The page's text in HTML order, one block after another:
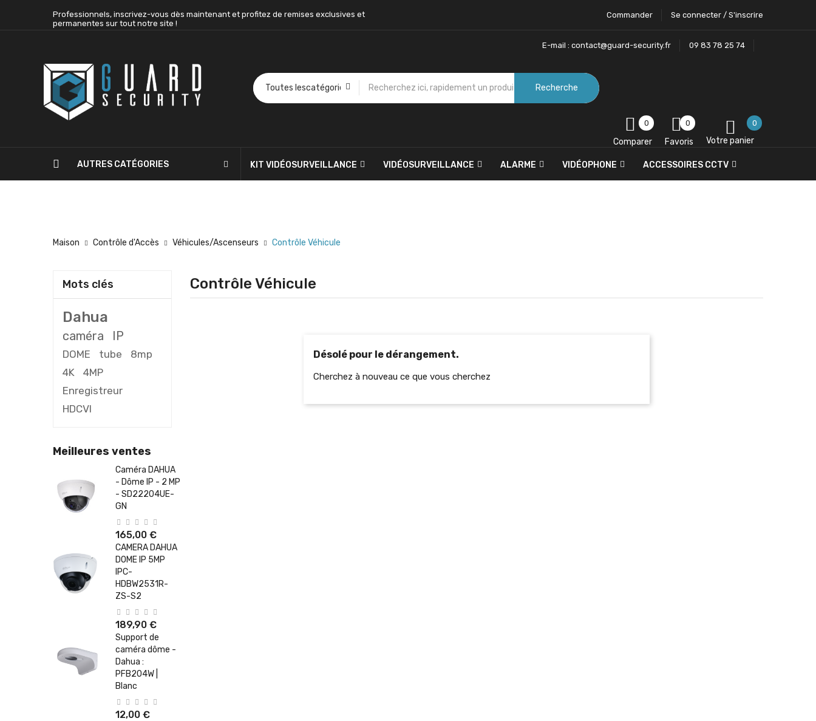
Professionnels, inscrivez-vous dès maintenant et profitez de remises exclusives et
permanentes sur tout notre site !
Se connecter / S'inscrire
Commander
09 83 78 25 74
E-mail : contact@guard-security.fr
Recherche
0
Votre panier
0
Favoris
0
Comparer
AUTRES CATÉGORIES KIT VIDÉOSURVEILLANCE VIDÉOSURVEILLANCE ALARME VIDÉOPHONE ACCESSOIRES CCTV
Maison Contrôle d'Accès Véhicules/Ascenseurs Contrôle Véhicule
Mots clés
Dahua
caméra IP
DOME tube
8mp
4K
4MP
Enregistreur
HDCVI
Meilleures ventes
Caméra DAHUA
- Dôme IP - 2 MP
- SD22204UE-
GN
165,00 €
CAMERA DAHUA
DOME IP 5MP
IPC-
HDBW2531R-
ZS-S2
189,90 €
Support de
caméra dôme -
Dahua :
PFB204W |
Blanc
12,00 €
Contrôle Véhicule
Désolé pour le dérangement.
Cherchez à nouveau ce que vous cherchez